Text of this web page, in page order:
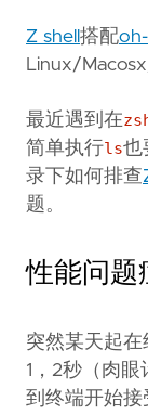
Copy page
Open in
Ask
Z shell 搭配
Linux/
最近遇到在
简单执行ls也
录下如何排查
题。
性能问题
突然某天起
1，2秒（肉
到终端开始接